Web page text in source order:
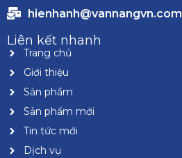
hienhanh@vannangvn.com
Liên kết nhanh
Trang chủ
Giới thiệu
Sản phẩm
Sản phẩm mới
Tin tức mới
Dịch vụ